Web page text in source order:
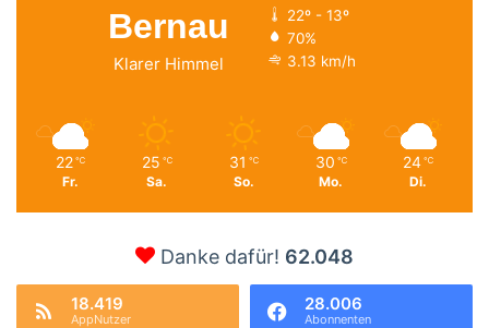
Bernau
Klarer Himmel
22º - 13º
70%
3.13 km/h
22 ℃
Fr.
25 ℃
Sa.
31 ℃
So.
30 ℃
Mo.
24 ℃
Di.
Danke dafür! 62.048
18.419
AppNutzer
28.006
Abonnenten